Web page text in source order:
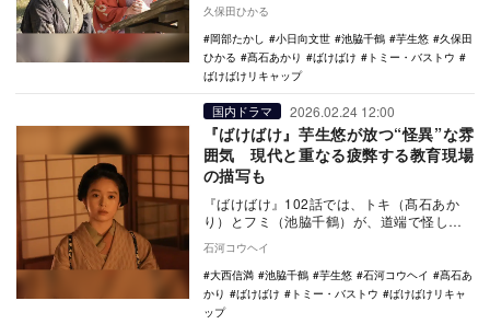
トキの怪談…
久保田ひかる
岡部たかし
小日向文世 池脇千鶴 芋生悠
久保田
ひかる
髙石あかり ばけばけ
トミー・バストウ
ばけばけリキャップ
国内ドラマ 2026.02.24 12:00
『ばけばけ』芋生悠が放つ“怪異”な雰
囲気 現代と重なる疲弊する教育現場
の描写も
『ばけばけ』102話では、トキ（髙石あか
り）とフミ（池脇千鶴）が、道端で怪しい
るときの眼を…
石河コウヘイ
大西信満
池脇千鶴 芋生悠 石河コウヘイ
髙石あ
かり
ばけばけ トミー・バストウ
ばけばけリキャ
ップ